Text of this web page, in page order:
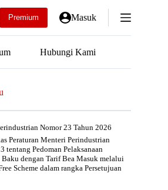
Premium Masuk
Hubungi Kami
Nomor 23 Tahun 2026
Peraturan Menteri Perindustrian
tentang Pedoman Pelaksanaan
Baku dengan Tarif Bea Masuk melalui
Scheme dalam rangka Persetujuan